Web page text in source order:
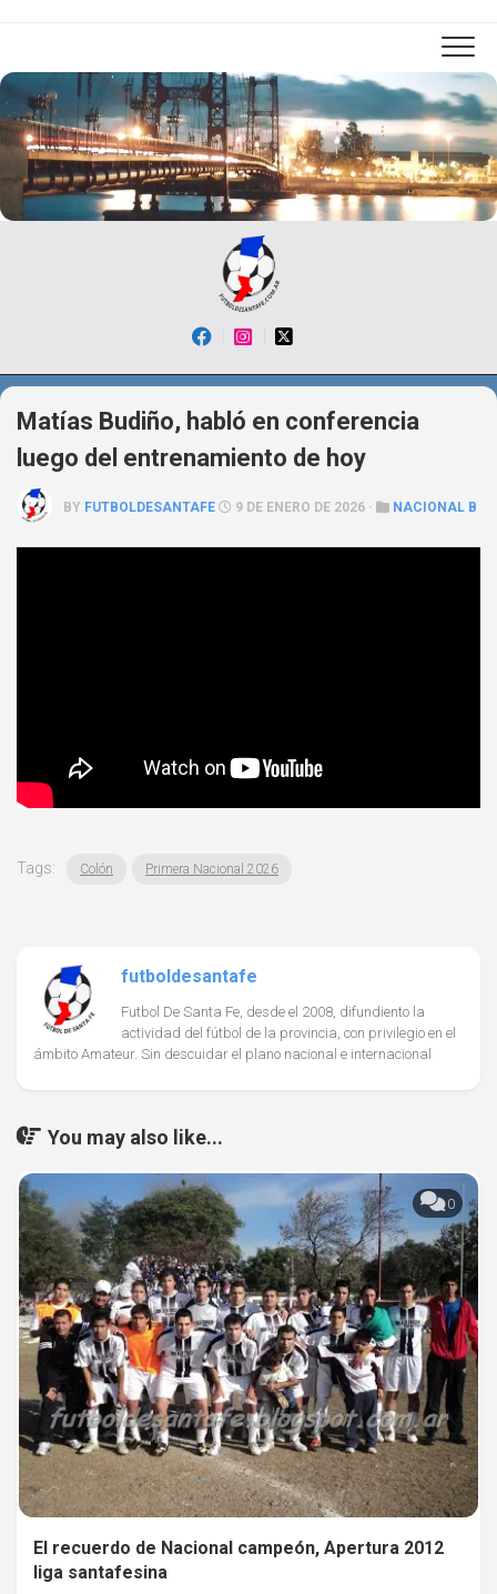
Matías Budiño, habló en conferencia
luego del entrenamiento de hoy
BY FUTBOLDESANTAFE 9 DE ENERO DE 2026 · NACIONAL B
Tags: Colón Primera Nacional 2026
futboldesantafe
Futbol De Santa Fe, desde el 2008, difundiento la
actividad del fútbol de la provincia, con privilegio en el
ámbito Amateur. Sin descuidar el plano nacional e internacional
You may also like...
0
El recuerdo de Nacional campeón, Apertura 2012
liga santafesina